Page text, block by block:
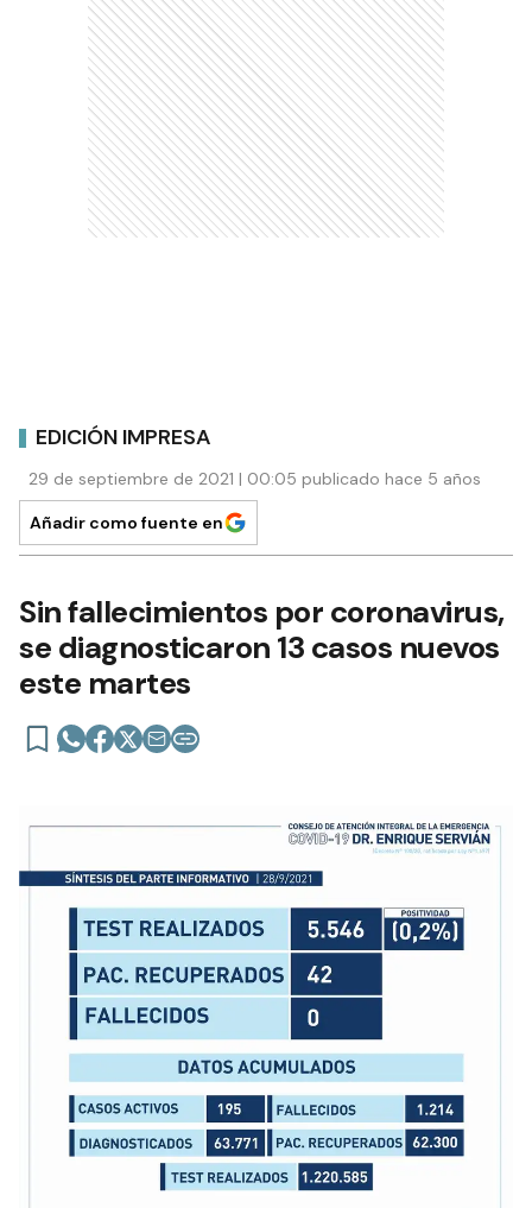
EDICIÓN IMPRESA
29 de septiembre de 2021 | 00:05 publicado hace 5 años
Añadir como fuente en
Sin fallecimientos por coronavirus,
se diagnosticaron 13 casos nuevos
este martes